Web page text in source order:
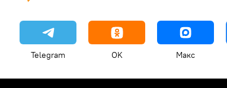
Telegram OK Макс